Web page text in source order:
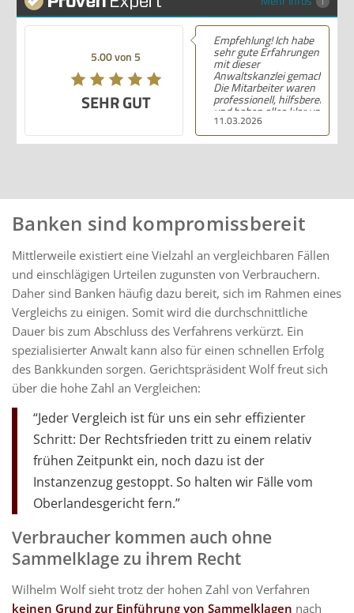
5.00 von 5
SEHR GUT
11.03.2026
Empfehlung! Ich habe
sehr gute Erfahrungen
mit dieser
Anwaltskanzlei gemacht.
Die Mitarbeiter waren
professionell, hilfsbereit
und haben alles klar und
deutlich erklärt. Ich bin
mit der Beratung sehr
zufrieden und kann ihre
Banken sind kompromissbereit
Mittlerweile existiert eine Vielzahl an vergleichbaren Fällen
und einschlägigen Urteilen zugunsten von Verbrauchern.
Daher sind Banken häufig dazu bereit, sich im Rahmen eines
Vergleichs zu einigen. Somit wird die durchschnittliche
Dauer bis zum Abschluss des Verfahrens verkürzt. Ein
spezialisierter Anwalt kann also für einen schnellen Erfolg
des Bankkunden sorgen. Gerichtspräsident Wolf freut sich
über die hohe Zahl an Vergleichen:
“Jeder Vergleich ist für uns ein sehr effizienter
Schritt: Der Rechtsfrieden tritt zu einem relativ
frühen Zeitpunkt ein, noch dazu ist der
Instanzenzug gestoppt. So halten wir Fälle vom
Oberlandesgericht fern.”
Verbraucher kommen auch ohne
Sammelklage zu ihrem Recht
Wilhelm Wolf sieht trotz der hohen Zahl von Verfahren
keinen Grund zur Einführung von Sammelklagen nach